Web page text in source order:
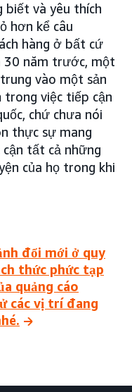
biết và yêu thích
hơn kể câu
hàng ở bất cứ
30 năm trước, một
vào một sản
trong việc tiếp cận
chứ chưa nói
thực sự mang
tất cả những
của họ trong khi
đổi mới ở quy
thức phức tạp
quảng cáo
các vị trí đang